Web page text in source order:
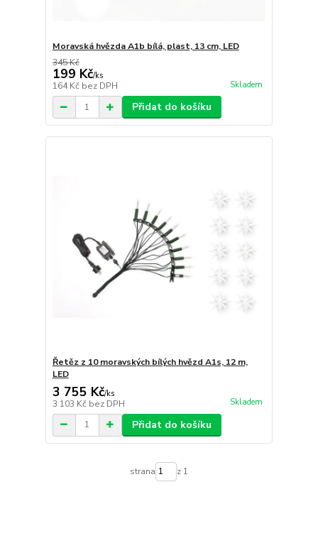
Moravská hvězda A1b bílá, plast, 13 cm, LED
345 Kč
199 Kč/ks
164 Kč bez DPH Skladem
Přidat do košíku
Řetěz z 10 moravských bílých hvězd A1s, 12 m,
LED
3 755 Kč/ks
3 103 Kč bez DPH Skladem
Přidat do košíku
strana z 1